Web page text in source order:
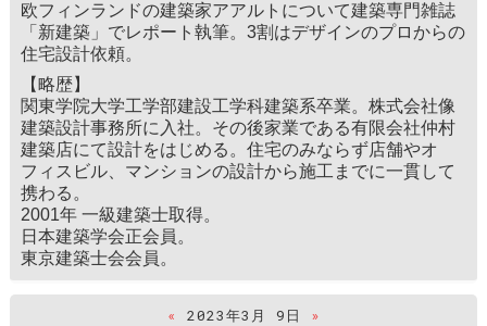
欧フィンランドの建築家アアルトについて建築専門雑誌
「新建築」でレポート執筆。3割はデザインのプロからの
住宅設計依頼。
【略歴】
関東学院大学工学部建設工学科建築系卒業。株式会社像
建築設計事務所に入社。その後家業である有限会社仲村
建築店にて設計をはじめる。住宅のみならず店舗やオ
フィスビル、マンションの設計から施工までに一貫して
携わる。
2001年 一級建築士取得。
日本建築学会正会員。
東京建築士会会員。
« 2023年3月 9日
»